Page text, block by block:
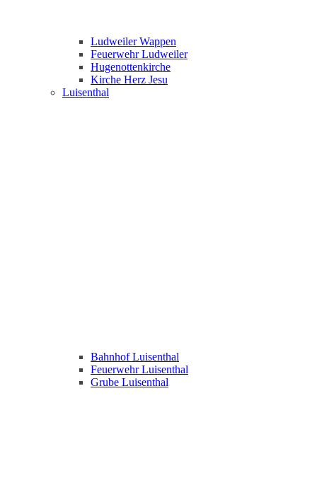
Ludweiler Wappen
Feuerwehr Ludweiler
Hugenottenkirche
Kirche Herz Jesu
Luisenthal
Bahnhof Luisenthal
Feuerwehr Luisenthal
Grube Luisenthal